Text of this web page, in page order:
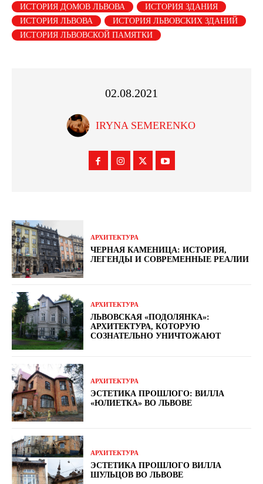
ИСТОРИЯ ДОМОВ ЛЬВОВА
ИСТОРИЯ ЗДАНИЯ
ИСТОРИЯ ЛЬВОВА
ИСТОРИЯ ЛЬВОВСКИХ ЗДАНИЙ
ИСТОРИЯ ЛЬВОВСКОЙ ПАМЯТКИ
02.08.2021
IRYNA SEMERENKO
АРХИТЕКТУРА
ЧЕРНАЯ КАМЕНИЦА: ИСТОРИЯ,
ЛЕГЕНДЫ И СОВРЕМЕННЫЕ РЕАЛИИ
АРХИТЕКТУРА
ЛЬВОВСКАЯ «ПОДОЛЯНКА»:
АРХИТЕКТУРА, КОТОРУЮ
СОЗНАТЕЛЬНО УНИЧТОЖАЮТ
АРХИТЕКТУРА
ЭСТЕТИКА ПРОШЛОГО: ВИЛЛА
«ЮЛИЕТКА» ВО ЛЬВОВЕ
АРХИТЕКТУРА
ЭСТЕТИКА ПРОШЛОГО ВИЛЛА
ШУЛЬЦОВ ВО ЛЬВОВЕ